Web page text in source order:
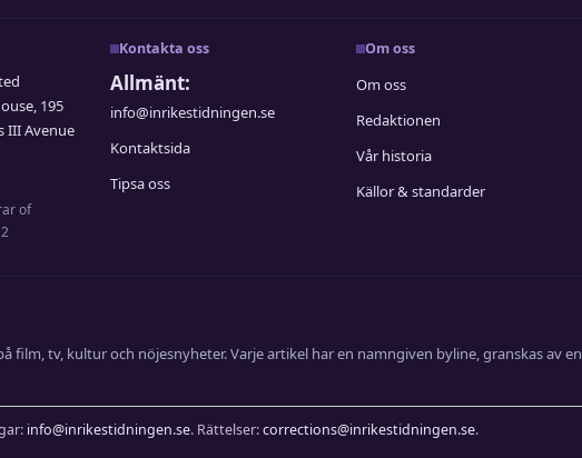
195
III Avenue
of
Kontakta oss
Allmänt:
info@inrikestidningen.se
Kontaktsida
Tipsa oss
Om oss
Om oss
Redaktionen
Vår historia
Källor & standarder
tv, kultur och nöjesnyheter. Varje artikel har en namngiven byline, granskas av en
info@inrikestidningen.se. Rättelser:corrections@inrikestidningen.se.